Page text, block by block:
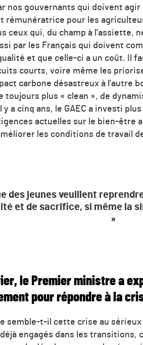
nos gouvernants qui doivent
pour les
ceux qui, du champ à l’assiette,
par les Français qui doivent
et que celle-ci a un coût. Il
courts, voire même les
carbone désastreux à l’autre
toujours plus « clean », de
a cinq ans, le GAEC a investi
actuelles sur le bien-être
les conditions de travail
des jeunes veuillent
et de sacrifice, si même la
»
le Premier ministre a
pour répondre à la
semble-t-il cette crise au
engagés dans les transitions,